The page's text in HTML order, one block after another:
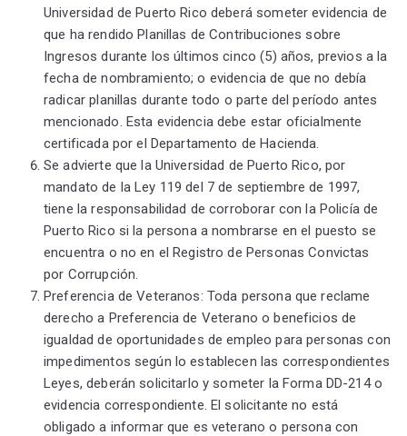
Universidad de Puerto Rico deberá someter evidencia de
que ha rendido Planillas de Contribuciones sobre
Ingresos durante los últimos cinco (5) años, previos a la
fecha de nombramiento; o evidencia de que no debía
radicar planillas durante todo o parte del período antes
mencionado. Esta evidencia debe estar oficialmente
certificada por el Departamento de Hacienda.
Se advierte que la Universidad de Puerto Rico, por
mandato de la Ley 119 del 7 de septiembre de 1997,
tiene la responsabilidad de corroborar con la Policía de
Puerto Rico si la persona a nombrarse en el puesto se
encuentra o no en el Registro de Personas Convictas
por Corrupción.
Preferencia de Veteranos: Toda persona que reclame
derecho a Preferencia de Veterano o beneficios de
igualdad de oportunidades de empleo para personas con
impedimentos según lo establecen las correspondientes
Leyes, deberán solicitarlo y someter la Forma DD-214 o
evidencia correspondiente. El solicitante no está
obligado a informar que es veterano o persona con